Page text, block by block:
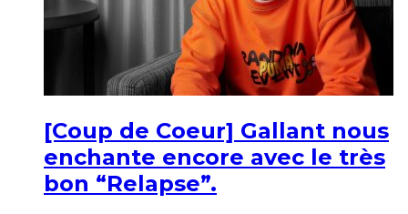
[Coup de Coeur] Gallant nous
enchante encore avec le très
bon “Relapse”.